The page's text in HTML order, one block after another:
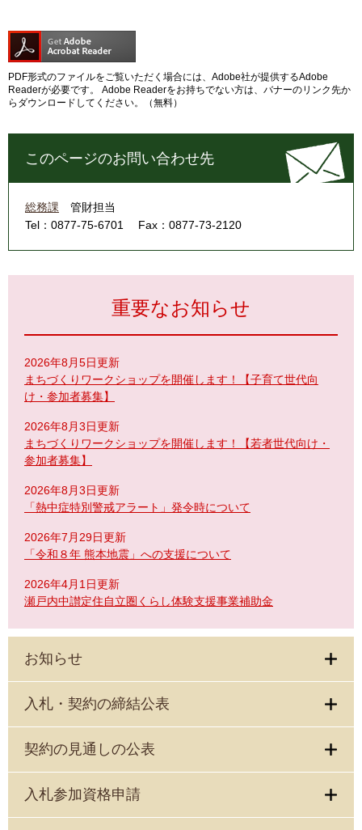
PDF形式のファイルをご覧いただく場合には、Adobe社が提供するAdobe
Readerが必要です。
Adobe Readerをお持ちでない方は、バナーのリンク先か
らダウンロードしてください。（無料）
このページのお問い合わせ先
総務課
管財担当
Tel：0877-75-6701
Fax：0877-73-2120
重要なお知らせ
2026年8月5日更新
まちづくりワークショップを開催します！【子育て世代向
け・参加者募集】
2026年8月3日更新
まちづくりワークショップを開催します！【若者世代向け・
参加者募集】
2026年8月3日更新
「熱中症特別警戒アラート」発令時について
2026年7月29日更新
「令和８年 熊本地震」への支援について
2026年4月1日更新
瀬戸内中讃定住自立圏くらし体験支援事業補助金
お知らせ
入札・契約の締結公表
契約の見通しの公表
入札参加資格申請